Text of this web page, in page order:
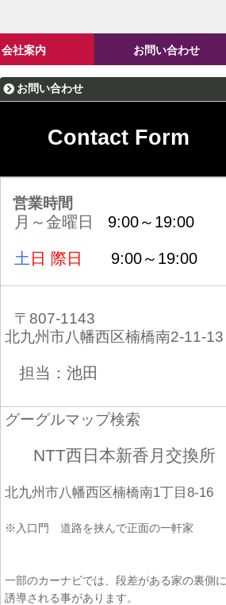
会社案内 お問い合わせ
お問い合わせ
Contact Form
営業時間
月～金曜日 9:00～19:00
土 日 際日 9:00～19:00
〒807-1143
北九州市八幡西区楠橋南2-11-13
担当：池田
グーグルマップ検索
NTT西日本新香月交換所
北九州市八幡西区楠橋南1丁目8-16
※入口門 道路を挟んで正面の一軒家
一部のカーナビでは、段差がある家の裏側に
誘導される事があります。